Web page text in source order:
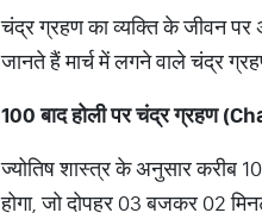
चंद्र ग्रहण का व्यक्ति के जीवन
जानते हैं मार्च में लगने वाले चंद्र
100बादहोलीपरचंद्रग्रहण
ज्योतिष शास्त्र के अनुसार करीब
होगा, जो दोपहर 03 बजकर 02